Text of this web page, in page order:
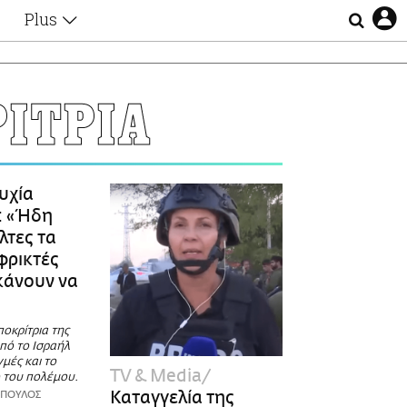
Plus
Αφιερώματα
Ζώδια
Οι Αθηναίοι
Απώλειες
Lgbtqi+
Επιλογές
«Ήδη
τα
να
της
το Ισραήλ
και το
πολέμου.
TV & Media
Καταγγελία της